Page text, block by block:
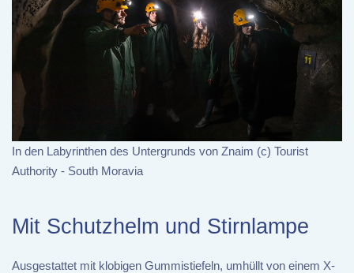
In den Labyrinthen des Untergrunds von Znaim (c) Tourist
Authority - South Moravia
Mit Schutzhelm und Stirnlampe
Ausgestattet mit klobigen Gummistiefeln, umhüllt von einem X-